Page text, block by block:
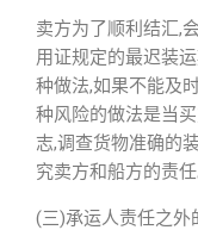
卖方为了顺利结汇,
用证规定的最迟装
种做法,如果不能及
种风险的做法是当
志,调查货物准确的
究卖方和船方的责任
(三)承运人责任之外